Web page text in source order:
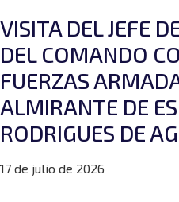
VISITA DEL JEFE
DEL COMANDO
FUERZAS
ALMIRANTE DE
RODRIGUES DE
17 de julio de 2026